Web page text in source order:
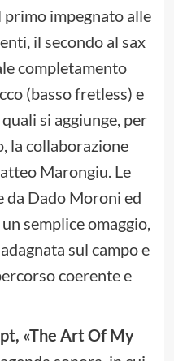
impegnato alle
il secondo al sax
completamento
(basso fretless) e
si aggiunge, per
la collaborazione
Marongiu. Le
da Dado Moroni ed
semplice omaggio,
sul campo e
coerente e
«The Art Of My